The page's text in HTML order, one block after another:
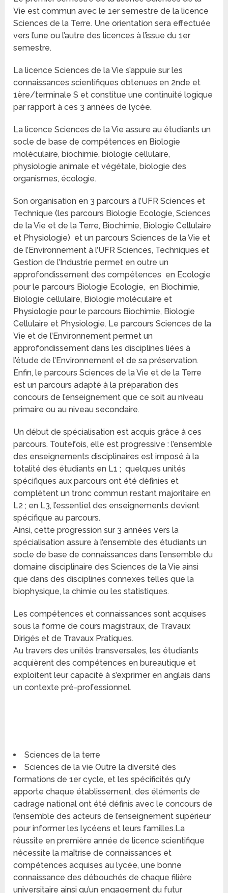
Vie est commun avec le 1er semestre de la licence
Sciences de la Terre. Une orientation sera effectuée
vers l’une ou l’autre des licences à l’issue du 1er
semestre.
La licence Sciences de la Vie s’appuie sur les
connaissances scientifiques obtenues en 2nde et
1ère/terminale S et constitue une continuité logique
par rapport à ces 3 années de lycée.
La licence Sciences de la Vie assure au étudiants un
socle de base de compétences en Biologie
moléculaire, biochimie, biologie cellulaire,
physiologie animale et végétale, biologie des
organismes, écologie.
Son organisation en 3 parcours à l’UFR Sciences et
Technique (les parcours Biologie Ecologie, Sciences
de la Vie et de la Terre, Biochimie, Biologie Cellulaire
et Physiologie) et un parcours Sciences de la Vie et
de l’Environnement à l’UFR Sciences, Techniques et
Gestion de l’Industrie permet en outre un
approfondissement des compétences en Ecologie
pour le parcours Biologie Ecologie, en Biochimie,
Biologie cellulaire, Biologie moléculaire et
Physiologie pour le parcours Biochimie, Biologie
Cellulaire et Physiologie. Le parcours Sciences de la
Vie et de l’Environnement permet un
approfondissement dans les disciplines liées à
l’étude de l’Environnement et de sa préservation.
Enfin, le parcours Sciences de la Vie et de la Terre
est un parcours adapté à la préparation des
concours de l’enseignement que ce soit au niveau
primaire ou au niveau secondaire.
Un début de spécialisation est acquis grâce à ces
parcours. Toutefois, elle est progressive : l’ensemble
des enseignements disciplinaires est imposé à la
totalité des étudiants en L1 ; quelques unités
spécifiques aux parcours ont été définies et
complètent un tronc commun restant majoritaire en
L2 ; en L3, l’essentiel des enseignements devient
spécifique au parcours.
Ainsi, cette progression sur 3 années vers la
spécialisation assure à l’ensemble des étudiants un
socle de base de connaissances dans l’ensemble du
domaine disciplinaire des Sciences de la Vie ainsi
que dans des disciplines connexes telles que la
biophysique, la chimie ou les statistiques.
Les compétences et connaissances sont acquises
sous la forme de cours magistraux, de Travaux
Dirigés et de Travaux Pratiques.
Au travers des unités transversales, les étudiants
acquièrent des compétences en bureautique et
exploitent leur capacité à s’exprimer en anglais dans
un contexte pré-professionnel.
Sciences de la terre
Sciences de la vie Outre la diversité des
formations de 1er cycle, et les spécificités qu’y
apporte chaque établissement, des éléments de
cadrage national ont été définis avec le concours de
l’ensemble des acteurs de l’enseignement supérieur
pour informer les lycéens et leurs familles.La
réussite en première année de licence scientifique
nécessite la maîtrise de connaissances et
compétences acquises au lycée, une bonne
connaissance des débouchés de chaque filière
universitaire ainsi qu’un engagement du futur